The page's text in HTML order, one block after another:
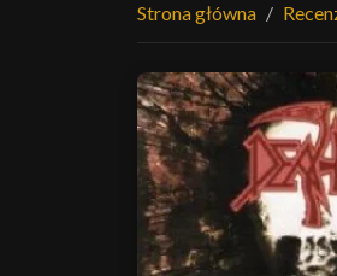
Strona główna